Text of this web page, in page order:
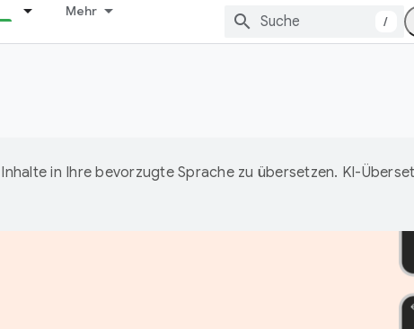
Mehr
/
in Ihre bevorzugte Sprache zu übersetzen. KI-